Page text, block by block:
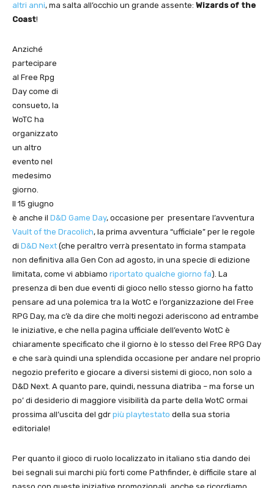
altri anni, ma salta all’occhio un grande assente: Wizards of the
Coast!
Anziché
partecipare
al Free Rpg
Day come di
consueto, la
WoTC ha
organizzato
un altro
evento nel
medesimo
giorno.
Il 15 giugno
è anche il D&D Game Day, occasione per presentare l’avventura
Vault of the Dracolich, la prima avventura “ufficiale” per le regole
di D&D Next (che peraltro verrà presentato in forma stampata
non definitiva alla Gen Con ad agosto, in una specie di edizione
limitata, come vi abbiamo riportato qualche giorno fa). La
presenza di ben due eventi di gioco nello stesso giorno ha fatto
pensare ad una polemica tra la WotC e l’organizzazione del Free
RPG Day, ma c’è da dire che molti negozi aderiscono ad entrambe
le iniziative, e che nella pagina ufficiale dell’evento WotC è
chiaramente specificato che il giorno è lo stesso del Free RPG Day
e che sarà quindi una splendida occasione per andare nel proprio
negozio preferito e giocare a diversi sistemi di gioco, non solo a
D&D Next. A quanto pare, quindi, nessuna diatriba – ma forse un
po’ di desiderio di maggiore visibilità da parte della WotC ormai
prossima all’uscita del gdr più playtestato della sua storia
editoriale!
Per quanto il gioco di ruolo localizzato in italiano stia dando dei
bei segnali sui marchi più forti come Pathfinder, è difficile stare al